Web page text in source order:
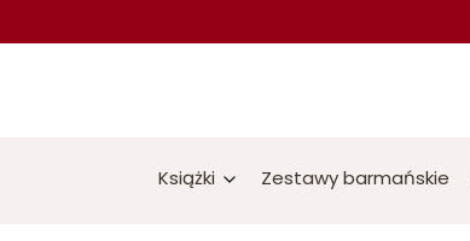
Książki Zestawy barmańskie